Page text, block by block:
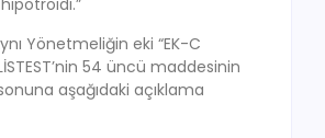
Yönetmeliğin eki “EK-C
LİSTEST’nin 54 üncü maddesinin
aşağıdaki açıklama